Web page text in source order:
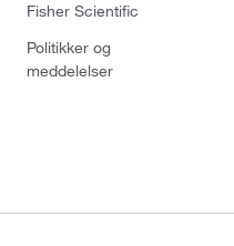
Fisher Scientific
Politikker og
meddelelser